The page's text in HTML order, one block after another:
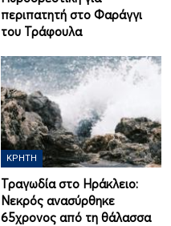
περιπατητή στο Φαράγγι
του Τράφουλα
ΚΡΉΤΗ
Τραγωδία στο Ηράκλειο:
Νεκρός ανασύρθηκε
65χρονος από τη θάλασσα